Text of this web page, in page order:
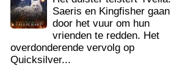
Saeris en Kingfisher gaan
door het vuur om hun
vrienden te redden. Het
overdonderende vervolg op
Quicksilver...